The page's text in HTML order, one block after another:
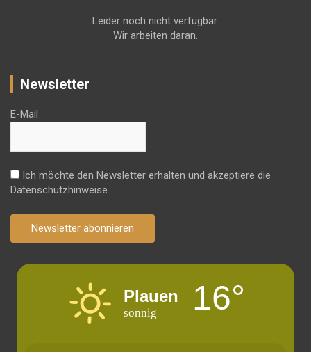
Leider noch nicht verfügbar.
Wir arbeiten daran.
Newsletter
E-Mail
Ich möchte den Newsletter erhalten und akzeptiere die
Datenschutzhinweise.
Newsletter abonnieren
Plauen
sonnig 16°